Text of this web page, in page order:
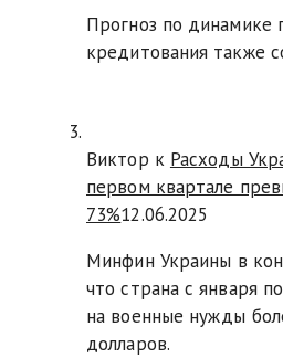
Прогноз по динамике
кредитования также
Виктор к Расходы
первом квартале
73%12.06.2025
Минфин Украины в
что страна с января
на военные нужды
долларов.